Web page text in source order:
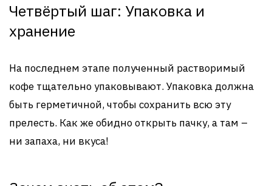
Четвёртый шаг: Упаковка и
хранение
На последнем этапе полученный растворимый
кофе тщательно упаковывают. Упаковка должна
быть герметичной, чтобы сохранить всю эту
прелесть. Как же обидно открыть пачку, а там –
ни запаха, ни вкуса!